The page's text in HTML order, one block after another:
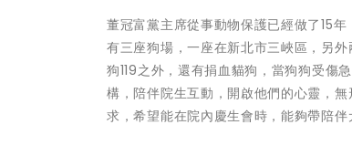
董冠富黨主席從事動物保護已經做了15
有三座狗場，一座在新北市三峽區，另
狗119之外，還有捐血貓狗，當狗狗受傷
構，陪伴院生互動，開啟他們的心靈，
求，希望能在院內慶生會時，能夠帶陪伴